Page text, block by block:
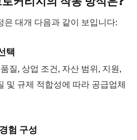
은 대개 다음과 같이 보입니다:
택
질, 상업 조건, 자산 범위, 지원,
및 규제 적합성에 따라 공급업체
험 구성